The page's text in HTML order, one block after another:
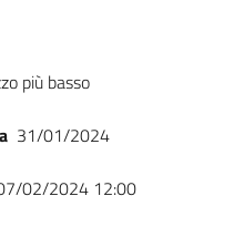
più basso
31/01/2024
02/2024 12:00